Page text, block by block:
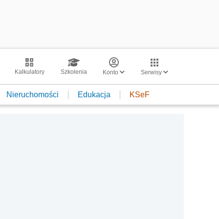
Kalkulatory Szkolenia Konto Serwisy
Nieruchomości Edukacja KSeF